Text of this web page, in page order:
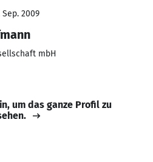
Sep. 2009
mbH
um das ganze Profil zu